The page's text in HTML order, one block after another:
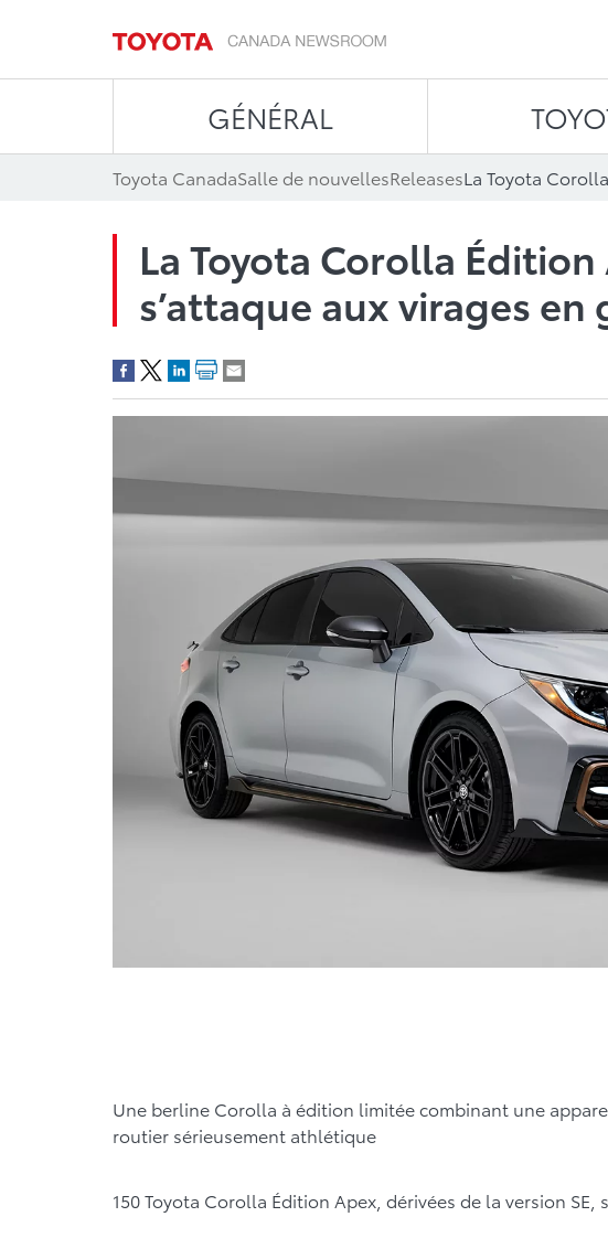
GÉNÉRAL
Toyota CanadaSalle de nouvellesReleases
La Toyota Corolla Édition
s’attaque aux virages en
Une berline Corolla à édition limitée combinant une
routier sérieusement athlétique
150 Toyota Corolla Édition Apex, dérivées de la version SE,